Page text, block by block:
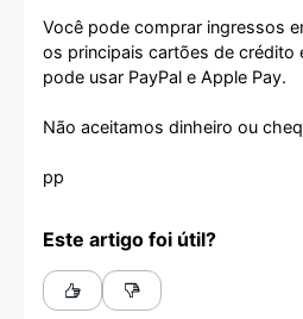
Você pode comprar ingressos
os principais cartões de crédito
pode usar PayPal e Apple Pay.
Não aceitamos dinheiro ou
pp
Este artigo foi útil?